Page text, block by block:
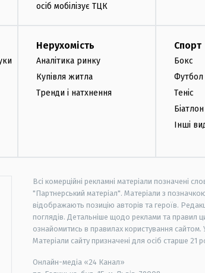
осіб мобілізує ТЦК
Нерухомість
Аналітика ринку
Купівля житла
Тренди і натхнення
Спорт
Бокс
Футбол
Теніс
Біатлон
Інші
Всі комерційні рекламні матеріали позначені
"Партнерський матеріал". Матеріали з
відображають позицію авторів та героїв.
поглядів. Детальніше щодо реклами та правил
ознайомитись в правилах користування сайтом.
Матеріали сайту призначені для осіб старше 21
Онлайн-медіа «24 Канал»